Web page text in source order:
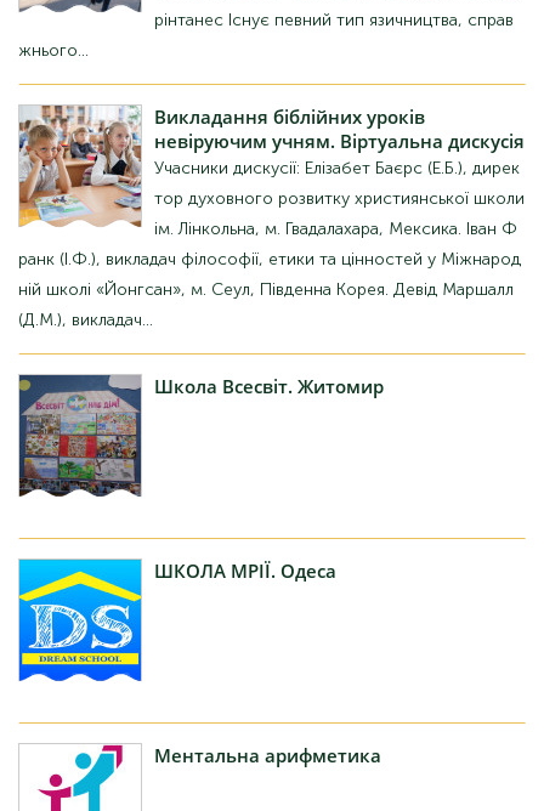
рінтанес Існує певний тип язичництва, справ
жнього...
Викладання біблійних уроків
невіруючим учням. Віртуальна дискусія
Учасники дискусії: Елізабет Баєрс (Е.Б.), дирек
тор духовного розвитку християнської школи
ім. Лінкольна, м. Гвадалахара, Мексика. Іван Ф
ранк (І.Ф.), викладач філософії, етики та цінностей у Міжнарод
ній школі «Йонгсан», м. Сеул, Південна Корея. Девід Маршалл
(Д.М.), викладач...
Школа Всесвіт. Житомир
ШКОЛА МРІЇ. Одеса
Ментальна арифметика